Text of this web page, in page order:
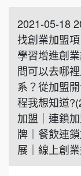
2021-05-18
找創業加盟
學習增進創
問可以去哪
系？從加盟
程我想知道
加盟｜連鎖
牌｜餐飲連
展｜線上創業